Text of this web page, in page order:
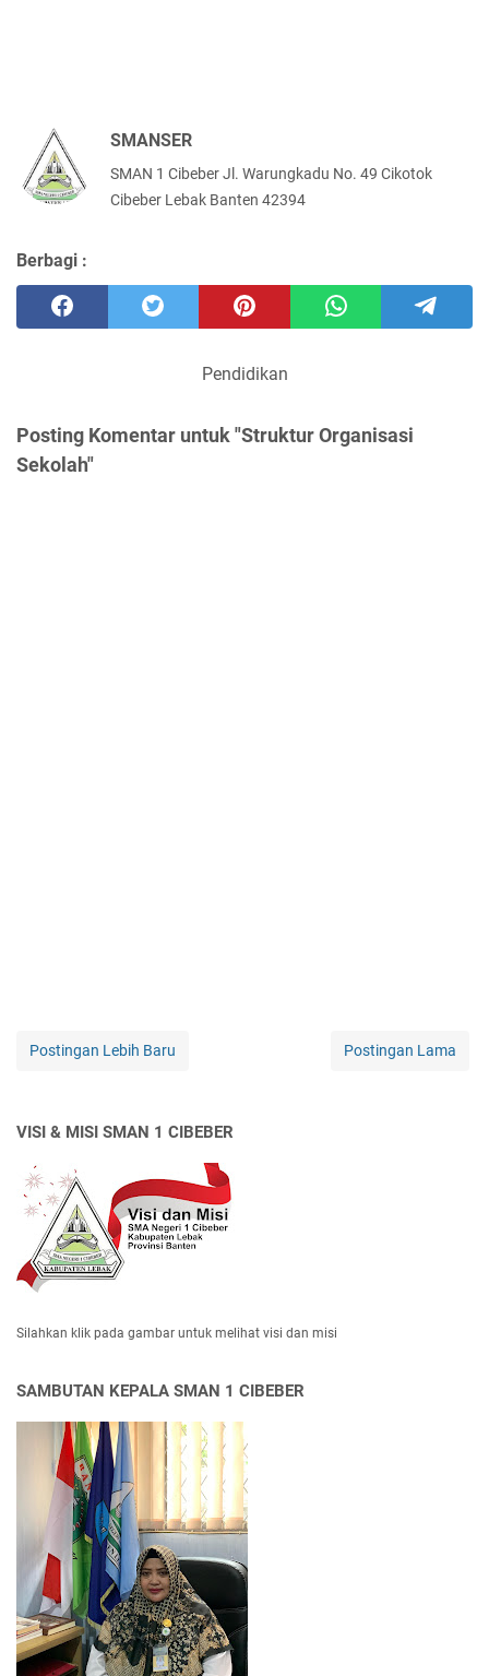
SMANSER
SMAN 1 Cibeber Jl. Warungkadu No. 49 Cikotok
Cibeber Lebak Banten 42394
Berbagi :
Pendidikan
Posting Komentar untuk "Struktur Organisasi
Sekolah"
Postingan Lebih Baru Postingan Lama
VISI & MISI SMAN 1 CIBEBER
Silahkan klik pada gambar untuk melihat visi dan misi
SAMBUTAN KEPALA SMAN 1 CIBEBER